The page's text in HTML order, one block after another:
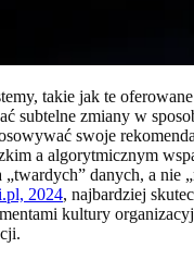
takie jak te
subtelne zmiany w
swoje
a algorytmicznym
„twardych” danych, a nie
2024, najbardziej
kultury